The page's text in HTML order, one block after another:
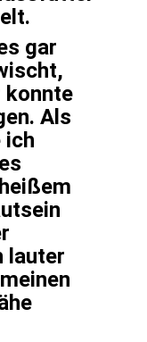
gar
konnte
Als
ich
lauter